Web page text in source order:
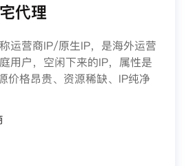
代理
运营商IP/原生IP，是海外运营
用户，空闲下来的IP，属性是
价格昂贵、资源稀缺、IP纯净